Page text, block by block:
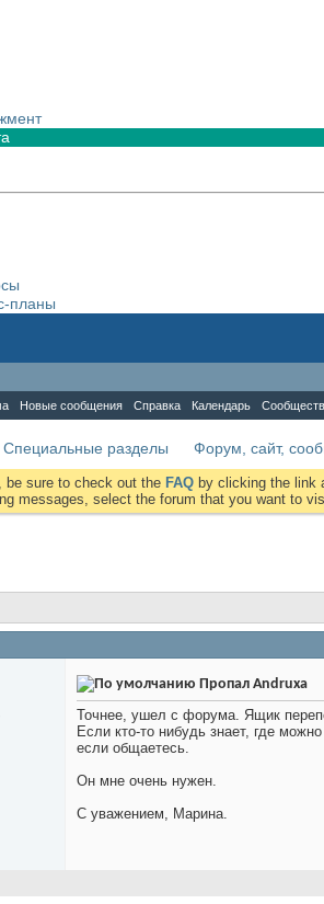
планы
Новые сообщения Справка Календарь
Специальные разделы Форум, сайт,
be sure to check out the FAQ by clicking the link
messages, select the forum that you want to
Пропал Andruxa
Точнее, ушел с форума. Ящик
Если кто-то нибудь знает, где
если общаетесь.
Он мне очень нужен.
С уважением, Марина.